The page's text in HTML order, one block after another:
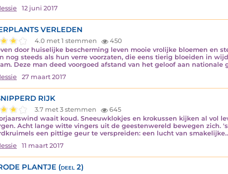
12 juni 2017
VERLEDEN
4.0 met 1 stemmen
450
door huiselijke bescherming leven mooie vrolijke bloemen en
nog steeds als hun verre voorzaten, die eens tierig bloeiden in
Deze man deed voorgoed afstand van het geloof aan nationale
27 maart 2017
RIJK
3.7 met 3 stemmen
645
waait koud. Sneeuwklokjes en krokussen kijken al vol
Acht lange witte vingers uit de geestenwereld bewegen zich.
een pittige geur te verspreiden: een lucht van
11 maart 2017
PLANTJE (deel 2)